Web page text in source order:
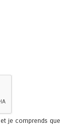
je comprends que